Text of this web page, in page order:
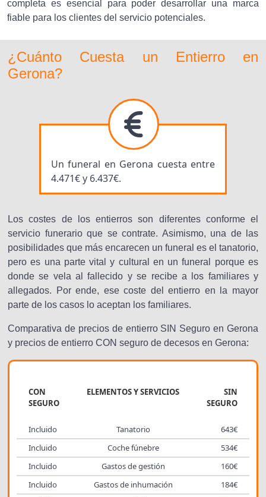
completa es esencial para poder desarrollar una marca
fiable para los clientes del servicio potenciales.
¿Cuánto Cuesta un Entierro en
Gerona?
Un funeral en Gerona cuesta entre
4.471€ y 6.437€.
Los costes de los entierros son diferentes conforme el
servicio funerario que se contrate. Asimismo, una de las
posibilidades que más encarecen un funeral es el tanatorio,
pero es una parte vital y cultural en un funeral porque es
donde se vela al fallecido y se recibe a los familiares y
allegados. Por ende, ese coste del entierro en la mayor
parte de los casos lo aceptan los familiares.
Comparativa de precios de entierro SIN Seguro en Gerona
y precios de entierro CON seguro de decesos en Gerona:
CON
SEGURO
ELEMENTOS Y SERVICIOS
SIN
SEGURO
Incluido Tanatorio
643€
Incluido
Coche fúnebre
534€
Incluido
Gastos de gestión
160€
Incluido
Gastos de inhumación
184€